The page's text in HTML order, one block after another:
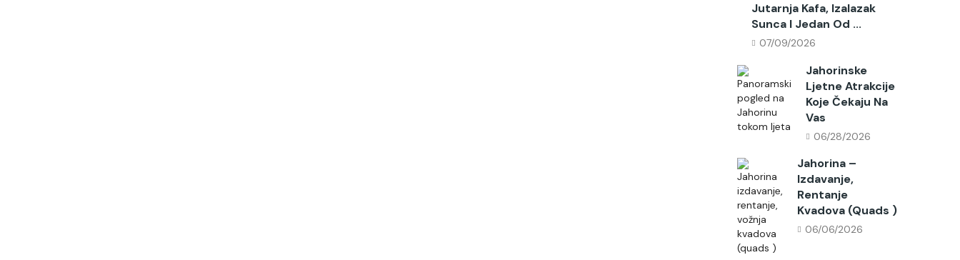
Jutarnja Kafa, Izalazak
Sunca I Jedan Od ...
07/09/2026
Jahorinske
Ljetne Atrakcije
Koje Čekaju Na
Vas
06/28/2026
Jahorina –
Izdavanje,
Rentanje
Kvadova (quads )
06/06/2026